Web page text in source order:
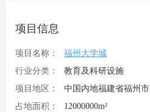
项目信息
项目名称：
福州大学城
行业分类：
教育及科研设施
项目地区：
中国内地福建省福州市
占地面积：
12000000m²